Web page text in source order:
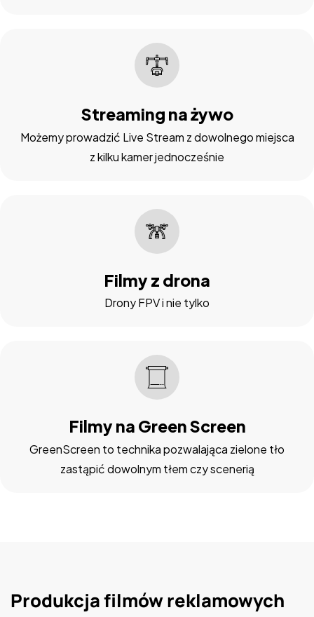
Streaming na żywo
Możemy prowadzić Live Stream z dowolnego miejsca
z kilku kamer jednocześnie
Filmy z drona
Drony FPV i nie tylko
Filmy na Green Screen
GreenScreen to technika pozwalająca zielone tło
zastąpić dowolnym tłem czy scenerią
Produkcja filmów reklamowych